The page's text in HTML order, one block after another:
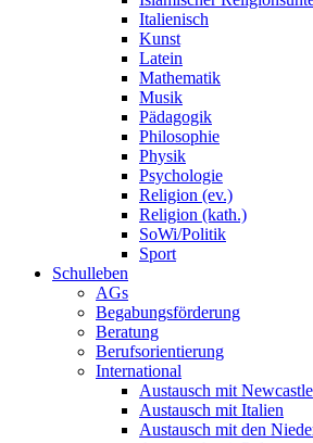
Italienisch
Kunst
Latein
Mathematik
Musik
Pädagogik
Philosophie
Physik
Psychologie
Religion (ev.)
Religion (kath.)
SoWi/Politik
Sport
Schulleben
AGs
Begabungsförderung
Beratung
Berufsorientierung
International
Austausch mit Newcastle
Austausch mit Italien
Austausch mit den